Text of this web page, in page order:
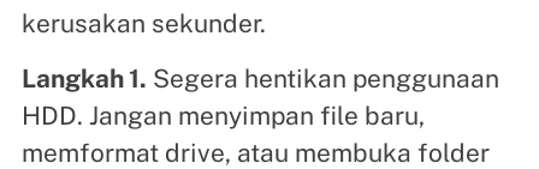
kerusakan sekunder.
Langkah 1. Segera hentikan penggunaan
HDD. Jangan menyimpan file baru,
memformat drive, atau membuka folder